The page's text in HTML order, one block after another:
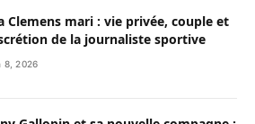
Clemens mari : vie privée, couple et
de la journaliste sportive
8, 2026